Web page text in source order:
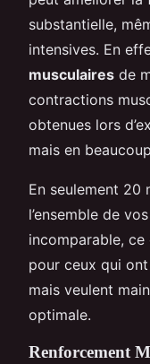
substantielle,
intensives. En
musculaires de
contractions
obtenues lors
mais en
En seulement 20
l’ensemble de
incomparable,
pour ceux qui
mais veulent
optimale.
Renforcement